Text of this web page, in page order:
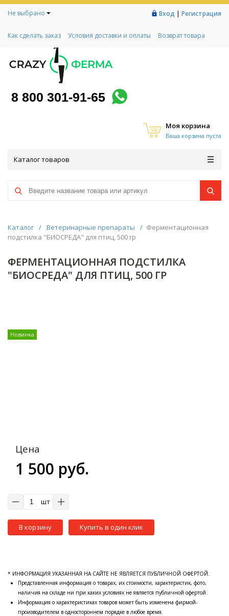
Не выбрано Вход | Регистрация
Как сделать заказ Условия доставки и оплаты
Возврат товара
Контакты
Социальный контракт
Любимая ферма
8 800 301-91-65
Моя корзина
Ваша корзина пуста
Каталог товаров
Каталог / Ветеринарные препараты / Ферментационная
подстилка "БИОСРЕДА" для птиц, 500 гр
ФЕРМЕНТАЦИОННАЯ ПОДСТИЛКА
"БИОСРЕДА" ДЛЯ ПТИЦ, 500 ГР
Новинка
Цена
1 500 руб.
шт
В корзину Купить в один клик
* ИНФОРМАЦИЯ УКАЗАННАЯ НА САЙТЕ НЕ ЯВЛЯЕТСЯ ПУБЛИЧНОЙ ОФЕРТОЙ.
Представленная информация о товарах, их стоимости, характеристик, фото,
наличия на складе ни при каких условиях не является публичной офертой.
Информация о характеристиках товаров может быть изменена фирмой-
производителем в одностороннем порядке в любое время.